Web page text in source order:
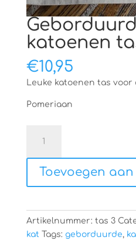
katoenen
€10,95
Leuke katoenen tas
Pomeriaan
katoenen
tas
aantal
Toevoegen
Artikelnummer: tas 3
kat Tags: geborduurde,